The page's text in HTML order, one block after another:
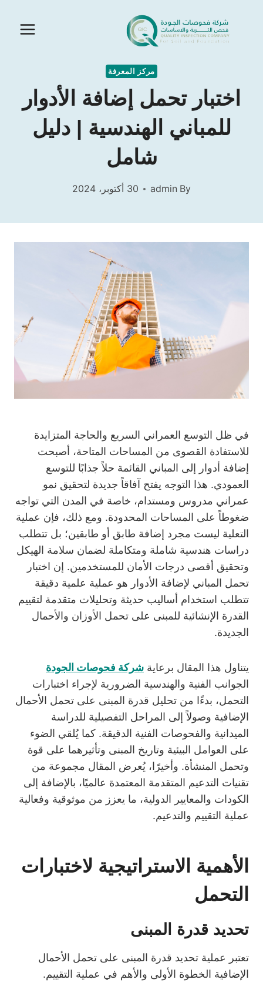
content
مركز المعرفة
اختبار تحمل إضافة الأدوار
للمباني الهندسية | دليل
شامل
By
admin 30 أكتوبر، 2024
في ظل التوسع العمراني السريع والحاجة المتزايدة
للاستفادة القصوى من المساحات المتاحة، أصبحت
إضافة أدوار إلى المباني القائمة حلاً جذابًا للتوسع
العمودي. هذا التوجه يفتح آفاقاً جديدة لتحقيق نمو
عمراني مدروس ومستدام، خاصة في المدن التي تواجه
ضغوطاً على المساحات المحدودة. ومع ذلك، فإن عملية
التعلية ليست مجرد إضافة طابق أو طابقين؛ بل تتطلب
دراسات هندسية شاملة ومتكاملة لضمان سلامة الهيكل
وتحقيق أقصى درجات الأمان للمستخدمين. إن اختبار
تحمل المباني لإضافة الأدوار هو عملية علمية دقيقة
تتطلب استخدام أساليب حديثة وتحليلات متقدمة لتقييم
القدرة الإنشائية للمبنى على تحمل الأوزان والأحمال
الجديدة.
يتناول هذا المقال برعاية شركة فحوصات الجودة
الجوانب الفنية والهندسية الضرورية لإجراء اختبارات
التحمل، بدءًا من تحليل قدرة المبنى على تحمل الأحمال
الإضافية وصولاً إلى المراحل التفصيلية للدراسة
الميدانية والفحوصات الفنية الدقيقة. كما يُلقي الضوء
على العوامل البيئية وتاريخ المبنى وتأثيرهما على قوة
وتحمل المنشأة. وأخيرًا، يُعرض المقال مجموعة من
تقنيات التدعيم المتقدمة المعتمدة عالميًا، بالإضافة إلى
الكودات والمعايير الدولية، ما يعزز من موثوقية وفعالية
عملية التقييم والتدعيم.
الأهمية الاستراتيجية لاختبارات
التحمل
تحديد قدرة المبنى
تعتبر عملية تحديد قدرة المبنى على تحمل الأحمال
الإضافية الخطوة الأولى والأهم في عملية التقييم.